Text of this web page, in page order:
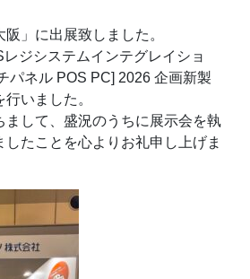
阪」に出展致しました。
ジシステムインテグレイショ
パネル POS PC] 2026 企画新製
いました。
まして、盛況のうちに展示会を執
したことを心よりお礼申し上げま